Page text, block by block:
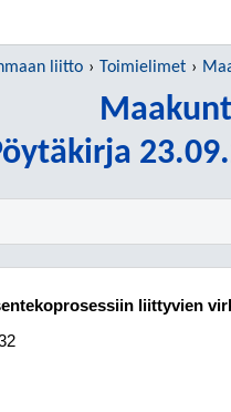
liitto Toimielimet
liittyvien